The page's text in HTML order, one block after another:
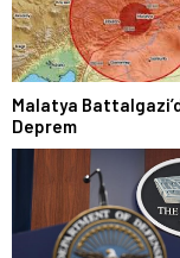
Malatya
Deprem